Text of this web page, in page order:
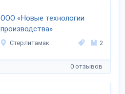
ООО «Новые технологии
производства»
Стерлитамак 2
0 отзывов